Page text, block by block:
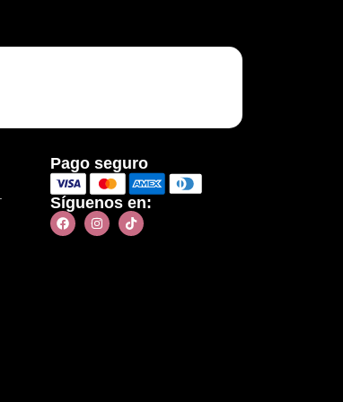
Pago seguro
Síguenos en: